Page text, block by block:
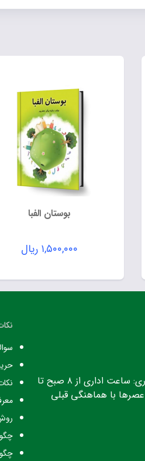
بوستان الفبا
۱,۵۰۰,۰۰۰ ریال
ساعت کاری: ساعت اداری از ۸ صبح تا